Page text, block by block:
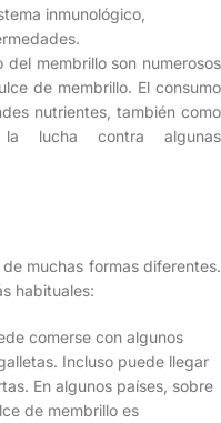
inmunológico,
membrillo son numerosos
de membrillo. El consumo
nutrientes, también como
lucha contra algunas
muchas formas diferentes.
habituales:
comerse con algunos
Incluso puede llegar
En algunos países, sobre
de membrillo es